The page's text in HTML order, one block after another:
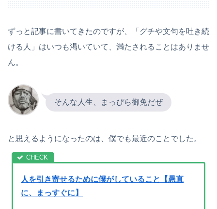
ずっと記事に書いてきたのですが、「グチや文句を吐き続
ける人」はいつも渇いていて、満たされることはありませ
ん。
そんな人生、まっぴら御免だぜ
と思えるようになったのは、僕でも最近のことでした。
人を引き寄せるために僕がしていること【愚直
に、まっすぐに】